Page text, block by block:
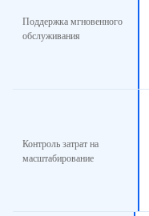
Поддержка мгновенного
обслуживания
Контроль затрат на
масштабирование